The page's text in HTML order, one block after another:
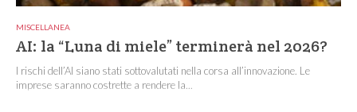
MISCELLANEA
AI: la “Luna di miele” terminerà nel 2026?
I rischi dell’AI siano stati sottovalutati nella corsa all’innovazione. Le
imprese saranno costrette a rendere la...